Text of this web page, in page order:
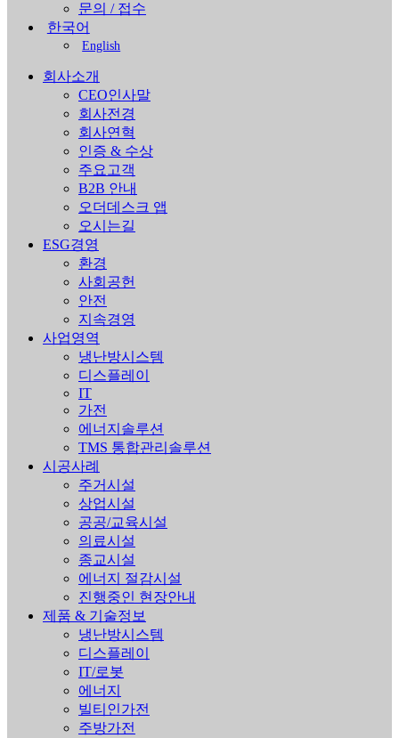
문의 / 접수
한국어
English
회사소개
CEO인사말
회사전경
회사연혁
인증 & 수상
주요고객
B2B 안내
오더데스크 앱
오시는길
ESG경영
환경
사회공헌
안전
지속경영
사업영역
냉난방시스템
디스플레이
IT
가전
에너지솔루션
TMS 통합관리솔루션
시공사례
주거시설
상업시설
공공/교육시설
의료시설
종교시설
에너지 절감시설
진행중인 현장안내
제품 & 기술정보
냉난방시스템
디스플레이
IT/로봇
에너지
빌티인가전
주방가전